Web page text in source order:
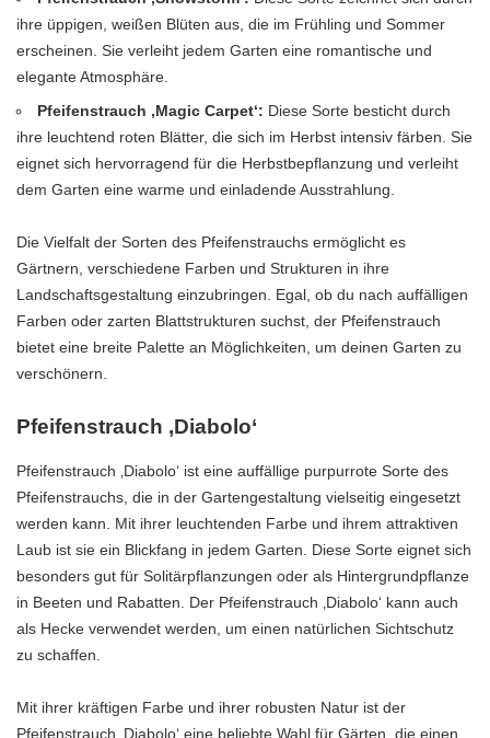
ihre üppigen, weißen Blüten aus, die im Frühling und Sommer
erscheinen. Sie verleiht jedem Garten eine romantische und
elegante Atmosphäre.
Pfeifenstrauch ‚Magic Carpet‘: Diese Sorte besticht durch
ihre leuchtend roten Blätter, die sich im Herbst intensiv färben. Sie
eignet sich hervorragend für die Herbstbepflanzung und verleiht
dem Garten eine warme und einladende Ausstrahlung.
Die Vielfalt der Sorten des Pfeifenstrauchs ermöglicht es
Gärtnern, verschiedene Farben und Strukturen in ihre
Landschaftsgestaltung einzubringen. Egal, ob du nach auffälligen
Farben oder zarten Blattstrukturen suchst, der Pfeifenstrauch
bietet eine breite Palette an Möglichkeiten, um deinen Garten zu
verschönern.
Pfeifenstrauch ‚Diabolo‘
Pfeifenstrauch ‚Diabolo‘ ist eine auffällige purpurrote Sorte des
Pfeifenstrauchs, die in der Gartengestaltung vielseitig eingesetzt
werden kann. Mit ihrer leuchtenden Farbe und ihrem attraktiven
Laub ist sie ein Blickfang in jedem Garten. Diese Sorte eignet sich
besonders gut für Solitärpflanzungen oder als Hintergrundpflanze
in Beeten und Rabatten. Der Pfeifenstrauch ‚Diabolo‘ kann auch
als Hecke verwendet werden, um einen natürlichen Sichtschutz
zu schaffen.
Mit ihrer kräftigen Farbe und ihrer robusten Natur ist der
Pfeifenstrauch ‚Diabolo‘ eine beliebte Wahl für Gärten, die einen